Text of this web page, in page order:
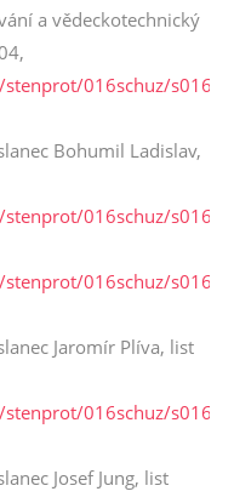
a vědeckotechnický
016schuz/
Bohumil Ladislav,
016schuz/
016schuz/
Jaromír Plíva, list
016schuz/
Josef Jung, list